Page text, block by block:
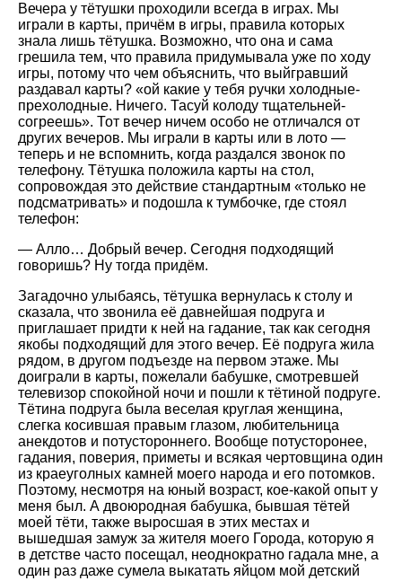
Вечера у тётушки проходили всегда в играх. Мы
играли в карты, причём в игры, правила которых
знала лишь тётушка. Возможно, что она и сама
грешила тем, что правила придумывала уже по ходу
игры, потому что чем объяснить, что выйгравший
раздавал карты? «ой какие у тебя ручки холодные-
прехолодные. Ничего. Тасуй колоду тщательней-
согреешь». Тот вечер ничем особо не отличался от
других вечеров. Мы играли в карты или в лото —
теперь и не вспомнить, когда раздался звонок по
телефону. Тётушка положила карты на стол,
сопровождая это действие стандартным «только не
подсматривать» и подошла к тумбочке, где стоял
телефон:
— Алло… Добрый вечер. Сегодня подходящий
говоришь? Ну тогда придём.
Загадочно улыбаясь, тётушка вернулась к столу и
сказала, что звонила её давнейшая подруга и
приглашает придти к ней на гадание, так как сегодня
якобы подходящий для этого вечер. Её подруга жила
рядом, в другом подъезде на первом этаже. Мы
доиграли в карты, пожелали бабушке, смотревшей
телевизор спокойной ночи и пошли к тётиной подруге.
Тётина подруга была веселая круглая женщина,
слегка косившая правым глазом, любительница
анекдотов и потустороннего. Вообще потусторонее,
гадания, поверия, приметы и всякая чертовщина один
из краеуголных камней моего народа и его потомков.
Поэтому, несмотря на юный возраст, кое-какой опыт у
меня был. А двоюродная бабушка, бывшая тётей
моей тёти, также выросшая в этих местах и
вышедшая замуж за жителя моего Города, которую я
в детстве часто посещал, неоднократно гадала мне, а
один раз даже сумела выкатать яйцом мой детский